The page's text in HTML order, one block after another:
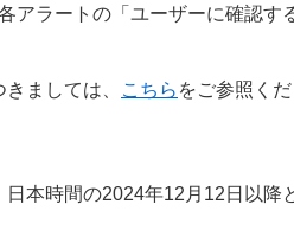
アラートの「ユーザーに確認
ましては、 こちら をご参照く
日本時間の2024年12月12日以降